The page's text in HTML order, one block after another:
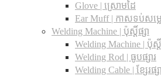
Glove | ស្រោមដៃ
Ear Muff | កាសទប់សម្ល
Welding Machine | ប៉ុស្តិ៍ផ្សា
Welding Machine | ប៉ុស្តិ៍
Welding Rod | ធូបផ្សារ
Welding Cable | ខ្សែរផ្ស